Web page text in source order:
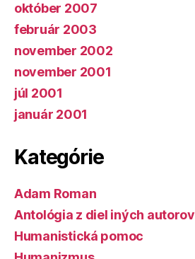
október 2007
február 2003
november 2002
november 2001
júl 2001
január 2001
Kategórie
Adam Roman
Antológia z diel iných autorov
Humanistická pomoc